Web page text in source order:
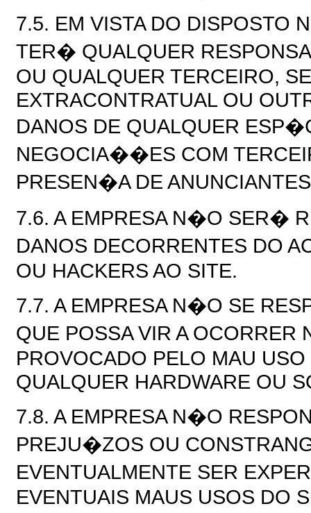
7.5. EM VISTA DO DISPOSTO
TER� QUALQUER
OU QUALQUER TERCEIRO,
EXTRACONTRATUAL OU
DANOS DE QUALQUER
NEGOCIA��ES COM
PRESEN�A DE
7.6. A EMPRESA N�O SER�
DANOS DECORRENTES DO
OU HACKERS AO SITE.
7.7. A EMPRESA N�O SE
QUE POSSA VIR A
PROVOCADO PELO MAU
QUALQUER HARDWARE OU
7.8. A EMPRESA N�O
PREJU�ZOS OU
EVENTUALMENTE SER
EVENTUAIS MAUS USOS DO